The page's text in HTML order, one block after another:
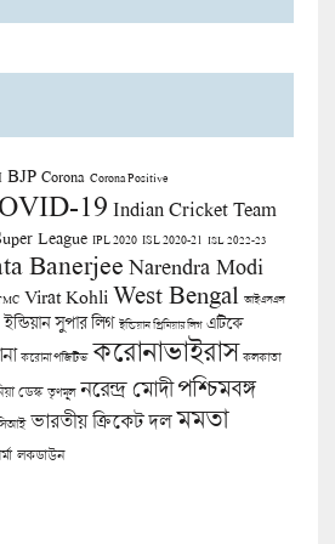
BJP Corona Corona Positive
19 Indian Cricket Team
League IPL 2020 ISL 2020-21 ISL 2022-23
Banerjee Narendra Modi
Virat Kohli West Bengal আইএসএল
ইন্ডিয়ান সুপার লিগ ইন্ডিয়ান প্রিমিয়ার লিগ এটিকে
করোনা পজিটিভ করোনাভাইরাস কলকাতা
ডেস্ক তৃণমূল নরেন্দ্র মোদী পশ্চিমবঙ্গ
ভারতীয় ক্রিকেট দল মমতা
লকডাউন